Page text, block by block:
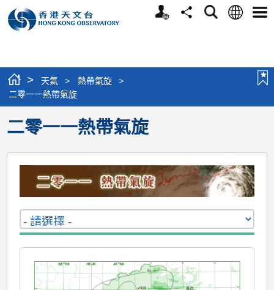
個
分
搜
語
選
> 天氣 > 熱帶氣旋
>
二零一一熱帶氣旋
二零一一熱帶氣旋